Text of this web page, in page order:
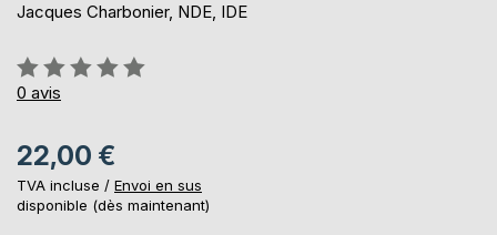
Jacques Charbonier, NDE, IDE
Évaluation:
0%
0 avis
22,00 €
TVA incluse / Envoi en sus
disponible (dès maintenant)